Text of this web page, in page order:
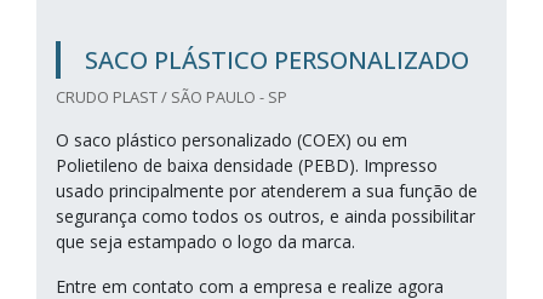
SACO PLÁSTICO PERSONALIZADO
CRUDO PLAST / SÃO PAULO - SP
O saco plástico personalizado (COEX) ou em
Polietileno de baixa densidade (PEBD). Impresso
usado principalmente por atenderem a sua função de
segurança como todos os outros, e ainda possibilitar
que seja estampado o logo da marca.
Entre em contato com a empresa e realize agora